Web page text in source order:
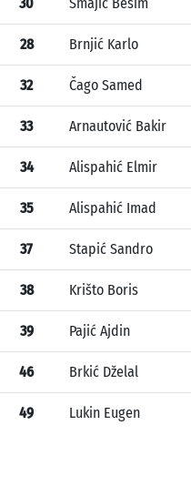
30 Smajić Besim
28 Brnjić Karlo
32 Čago Samed
33 Arnautović Bakir
34 Alispahić Elmir
35 Alispahić Imad
37 Stapić Sandro
38 Krišto Boris
39 Pajić Ajdin
46 Brkić Dželal
49 Lukin Eugen